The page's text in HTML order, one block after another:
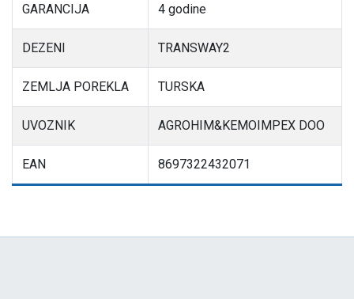
GARANCIJA 4 godine
DEZENI TRANSWAY2
ZEMLJA POREKLA TURSKA
UVOZNIK AGROHIM&KEMOIMPEX DOO
EAN 8697322432071